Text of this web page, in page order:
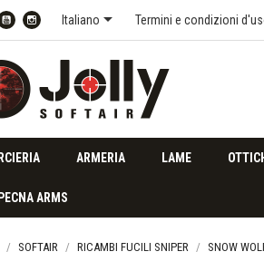
YouTube
Italiano Termini e condizioni
ARMERIA LAME
ARMS
SOFTAIR RICAMBI FUCILI SNIPER SNOW